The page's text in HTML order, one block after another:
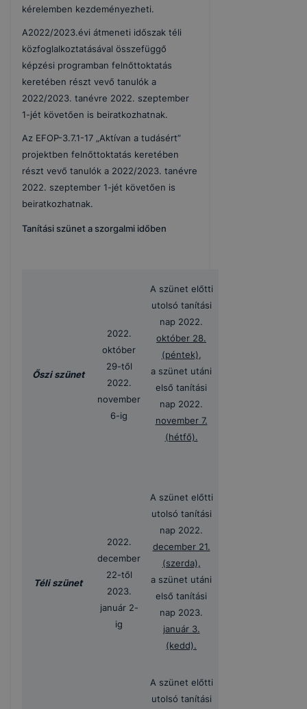
kérelemben kezdeményezheti.
A2022/2023.évi átmeneti időszak téli
közfoglalkoztatásával összefüggő
képzési programban felnőttoktatás
keretében részt vevő tanulók a
2022/2023. tanévre 2022. szeptember
1-jét követően is beiratkozhatnak.
Az EFOP-3.7.1-17 „Aktívan a tudásért”
projektben felnőttoktatás keretében
részt vevő tanulók a 2022/2023. tanévre
2022. szeptember 1-jét követően is
beiratkozhatnak.
Tanítási szünet a szorgalmi időben
Őszi szünet
2022.
október
29-től
2022.
november
6-ig
A szünet előtti
utolsó tanítási
nap 2022.
október 28.
(péntek),
a szünet utáni
első tanítási
nap 2022.
november 7.
(hétfő).
Téli szünet
2022.
december
22-től
2023.
január 2-
ig
A szünet előtti
utolsó tanítási
nap 2022.
december 21.
(szerda),
a szünet utáni
első tanítási
nap 2023.
január 3.
(kedd).
A szünet előtti
utolsó tanítási